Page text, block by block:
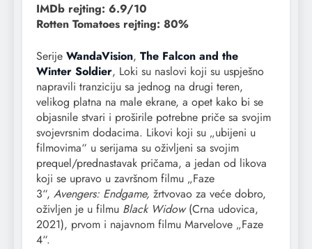
IMDb rejting: 6.9/10
Rotten Tomatoes rejting: 80%
Serije WandaVision, The Falcon and the
Winter Soldier, Loki su naslovi koji su uspješno
napravili tranziciju sa jednog na drugi teren,
velikog platna na male ekrane, a opet kako bi se
objasnile stvari i proširile potrebne priče sa svojim
svojevrsnim dodacima. Likovi koji su „ubijeni u
filmovima“ u serijama su oživljeni sa svojim
prequel/prednastavak pričama, a jedan od likova
koji se upravo u završnom filmu „Faze
3“, Avengers: Endgame, žrtvovao za veće dobro,
oživljen je u filmu Black Widow(Crna udovica,
2021), prvom i najavnom filmu Marvelove „Faze
4“.